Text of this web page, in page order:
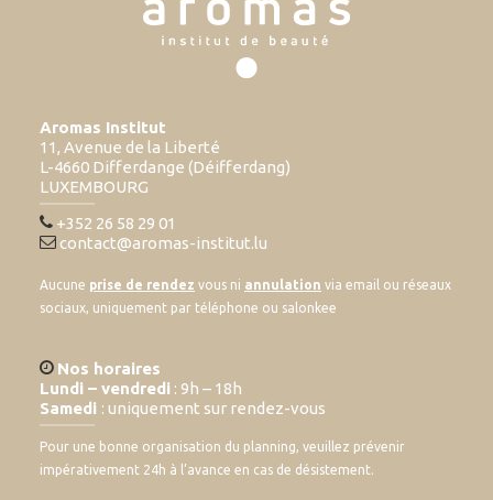
Aromas Institut
11, Avenue de la Liberté
L-4660 Differdange (Déifferdang)
LUXEMBOURG
+352 26 58 29 01
contact@aromas-institut.lu
Aucune prise de rendez vous ni annulation via email ou réseaux
sociaux, uniquement par téléphone ou salonkee
Nos horaires
Lundi – vendredi : 9h – 18h
Samedi : uniquement sur rendez-vous
Pour une bonne organisation du planning, veuillez prévenir
impérativement 24h à l’avance en cas de désistement.